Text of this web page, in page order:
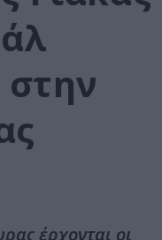
έρχονται οι